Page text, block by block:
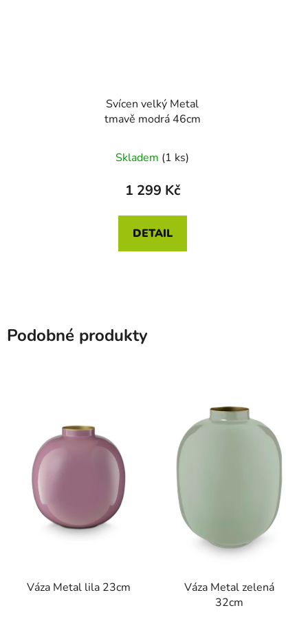
Svícen velký Metal
tmavě modrá 46cm
Skladem (1 ks)
1 299 Kč
DETAIL
Podobné produkty
Váza Metal lila 23cm
Váza Metal zelená
32cm